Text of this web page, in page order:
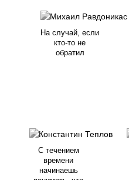
На случай, если
кто-то не
обратил
С течением
времени
начинаешь